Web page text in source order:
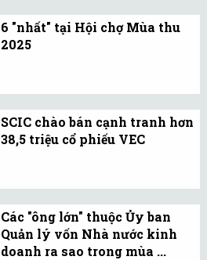
chợ Mùa Thu lần thứ
nhất - 2025 chủ đề “Kết
xuất, kinh doanh”.
6 "nhất" tại Hội chợ Mùa thu
2025
tại Trung tâm Triển lãm
Việt Nam (VEC) TP Hà
Nội.
SCIC chào bán cạnh tranh hơn
38,5 triệu cổ phiếu VEC
với số lượng hơn 38,5
triệu cổ phần.
Các "ông lớn" thuộc Ủy ban
Quản lý vốn Nhà nước kinh
doanh ra sao trong mùa ...